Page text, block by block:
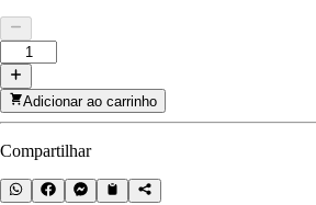
Adicionar ao carrinho
Compartilhar